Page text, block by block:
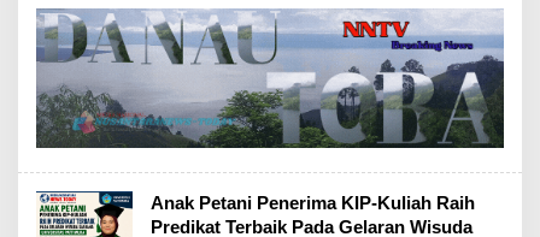
Anak Petani Penerima KIP-Kuliah Raih
Predikat Terbaik Pada Gelaran Wisuda